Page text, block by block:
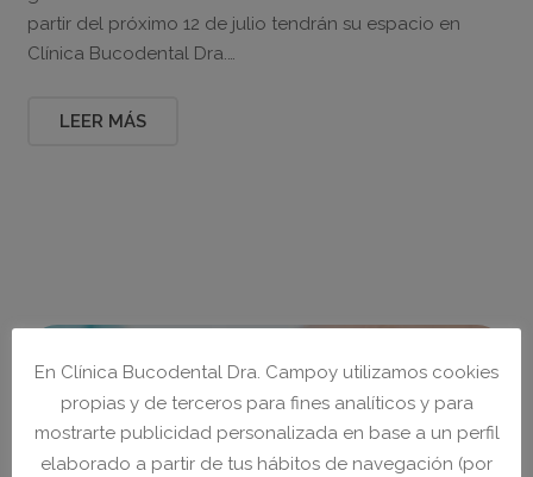
partir del próximo 12 de julio tendrán su espacio en
Clínica Bucodental Dra.…
LEER MÁS
En Clínica Bucodental Dra. Campoy utilizamos cookies
propias y de terceros para fines analíticos y para
mostrarte publicidad personalizada en base a un perfil
elaborado a partir de tus hábitos de navegación (por